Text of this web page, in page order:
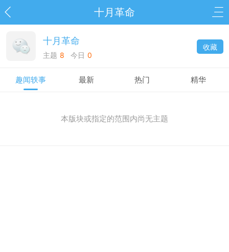
十月革命
十月革命
主题 8 今日 0
收藏
趣闻轶事 最新 热门 精华
本版块或指定的范围内尚无主题